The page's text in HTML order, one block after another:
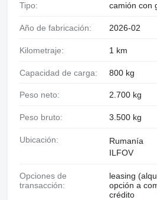
Tipo: camión con
Año de fabricación: 2026-02
Kilometraje: 1 km
Capacidad de carga: 800 kg
Peso neto: 2.700 kg
Peso bruto: 3.500 kg
Ubicación:
Rumanía
ILFOV
Opciones de
transacción:
leasing
opción a
crédito